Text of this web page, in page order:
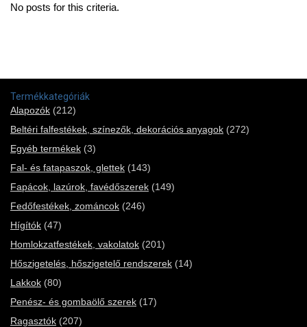
No posts for this criteria.
Termékkategóriák
Alapozók (212)
Beltéri falfestékek, színezők, dekorációs anyagok (272)
Egyéb termékek (3)
Fal- és fatapaszok, glettek (143)
Fapácok, lazúrok, favédőszerek (149)
Fedőfestékek, zománcok (246)
Hígítók (47)
Homlokzatfestékek, vakolatok (201)
Hőszigetelés, hőszigetelő rendszerek (14)
Lakkok (80)
Penész- és gombaölő szerek (17)
Ragasztók (207)